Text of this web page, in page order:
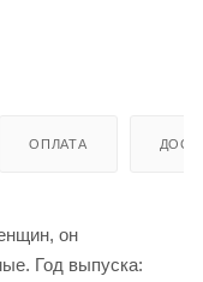
ОПЛАТА
он
Год выпуска: